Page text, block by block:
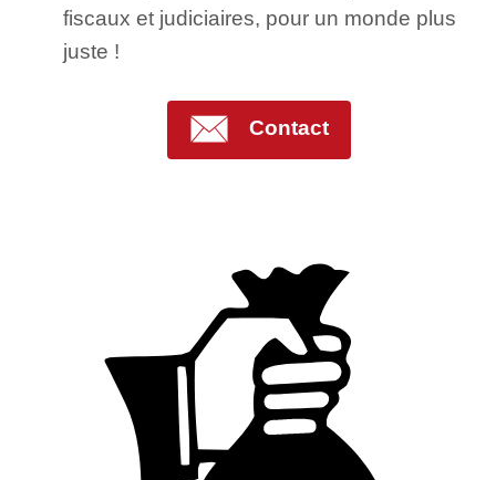
fiscaux et judiciaires, pour un monde plus
juste !
Contact